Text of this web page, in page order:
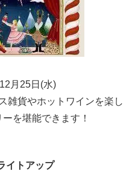
月25日(水)
雑貨やホットワインを楽し
を堪能できます！
イトアップ